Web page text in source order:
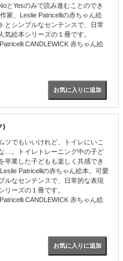
とYesのみで読み進むことのでき
家、Leslie Patricelliの赤ちゃん絵
とシンプルなセンテンスで、日常
気絵本シリーズの１冊です。
CANDLEWICK 赤ちゃん絵
)
ツでもいいけれど、トイレにいこ
…。トイレトレーニング中の子ど
卒業した子どもも楽しく共感でき
Patricelliの赤ちゃん絵本。可愛
ルなセンテンスで、日常的な表現
リーズの１冊です。
CANDLEWICK 赤ちゃん絵